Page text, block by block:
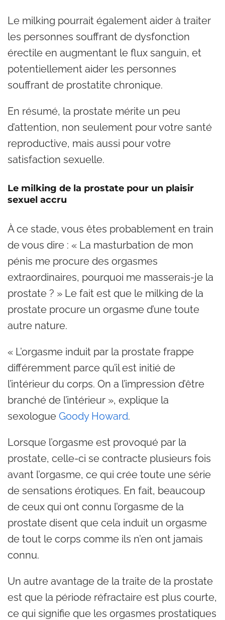
Le milking pourrait également aider à traiter
les personnes souffrant de dysfonction
érectile en augmentant le flux sanguin, et
potentiellement aider les personnes
souffrant de prostatite chronique.
En résumé, la prostate mérite un peu
d’attention, non seulement pour votre santé
reproductive, mais aussi pour votre
satisfaction sexuelle.
Le milking de la prostate pour un plaisir
sexuel accru
À ce stade, vous êtes probablement en train
de vous dire : « La masturbation de mon
pénis me procure des orgasmes
extraordinaires, pourquoi me masserais-je la
prostate ? » Le fait est que le milking de la
prostate procure un orgasme d’une toute
autre nature.
« L’orgasme induit par la prostate frappe
différemment parce qu’il est initié de
l’intérieur du corps. On a l’impression d’être
branché de l’intérieur », explique la
sexologue Goody Howard.
Lorsque l’orgasme est provoqué par la
prostate, celle-ci se contracte plusieurs fois
avant l’orgasme, ce qui crée toute une série
de sensations érotiques. En fait, beaucoup
de ceux qui ont connu l’orgasme de la
prostate disent que cela induit un orgasme
de tout le corps comme ils n’en ont jamais
connu.
Un autre avantage de la traite de la prostate
est que la période réfractaire est plus courte,
ce qui signifie que les orgasmes prostatiques